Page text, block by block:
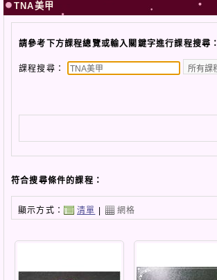
TNA美甲
請參考下方課程總覽或輸入關鍵字進行課程搜尋：
課程搜尋：
符合搜尋條件的課程：
顯示方式： 清單 | 網格